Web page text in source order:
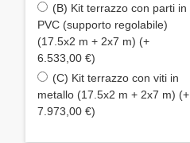
(B) Kit terrazzo con parti in
PVC (supporto regolabile)
(17.5x2 m + 2x7 m) (+
6.533,00 €)
(C) Kit terrazzo con viti in
metallo (17.5x2 m + 2x7 m) (+
7.973,00 €)